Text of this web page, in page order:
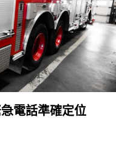
電話準確定位